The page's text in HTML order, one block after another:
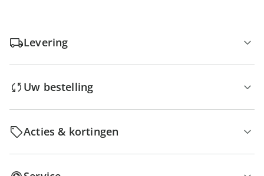
Levering
Uw bestelling
Acties & kortingen